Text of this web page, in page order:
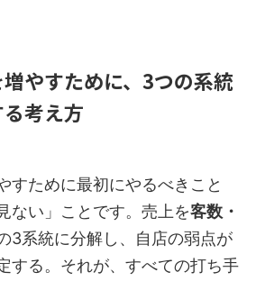
やすために、3つの系統
考え方
すために最初にやるべきこと
ない」ことです。売上を客数・
3系統に分解し、自店の弱点が
する。それが、すべての打ち手